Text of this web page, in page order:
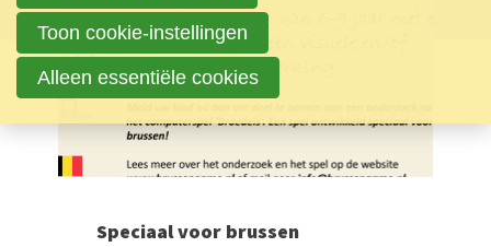
Speciaal voor brussen
Toon cookie-instellingen
Alleen essentiële cookies